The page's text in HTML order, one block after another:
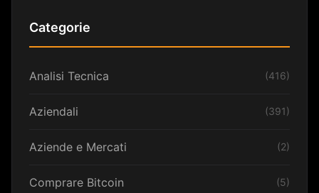
Categorie
Analisi Tecnica (416)
Aziendali (391)
Aziende e Mercati (2)
Comprare Bitcoin (5)